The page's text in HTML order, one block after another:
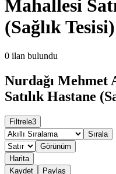
Mahallesi
(Sağlık Tesisi)
0 ilan bulundu
Nurdağı Mehmet
Satılık Hastane
Filtrele3
Sırala
Görünüm
Harita
Kaydet
Paylaş